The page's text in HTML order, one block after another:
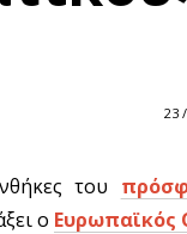
του
ο Ευρωπαϊκός